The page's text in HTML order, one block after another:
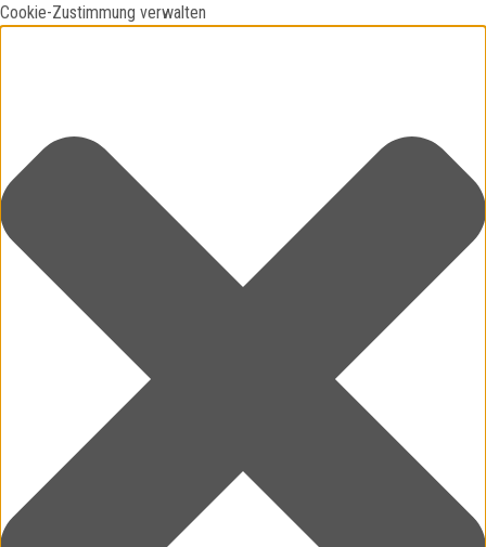
Cookie-Zustimmung verwalten